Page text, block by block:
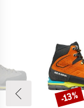
Korting
-13%